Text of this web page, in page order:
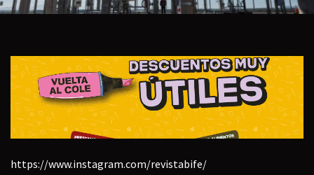
https://www.instagram.com/revistabife/